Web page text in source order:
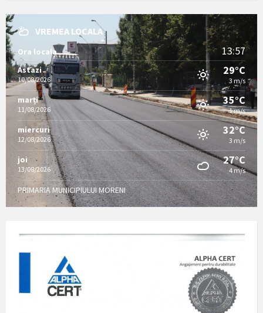
VREMEA LOCALA
Ora locala 13:57
Astazi
10/08/2026
29°C
3 m/s
marți
11/08/2026
35°C
1 m/s
miercuri
12/08/2026
32°C
3 m/s
joi
13/08/2026
27°C
4 m/s
PRIMARIA MUNICIPIULUI MORENI